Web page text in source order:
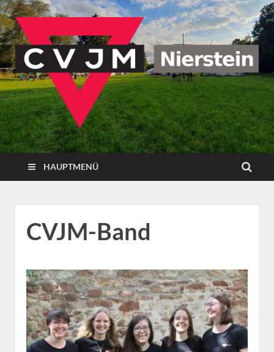
CVJM Nierstein
HAUPTMENÜ
CVJM-Band